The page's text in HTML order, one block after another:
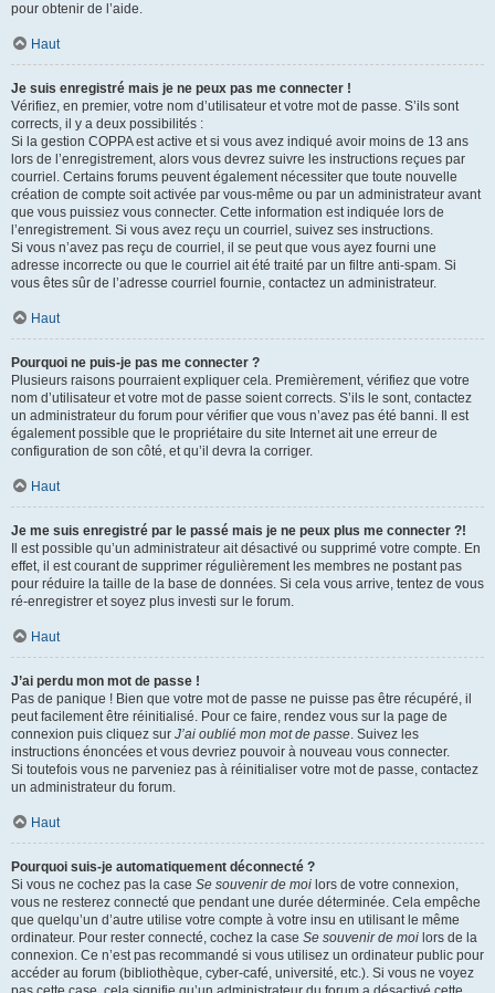
pour obtenir de l’aide.
Haut
Je suis enregistré mais je ne peux pas me connecter !
Vérifiez, en premier, votre nom d’utilisateur et votre mot de passe. S’ils sont
corrects, il y a deux possibilités :
Si la gestion COPPA est active et si vous avez indiqué avoir moins de 13 ans
lors de l’enregistrement, alors vous devrez suivre les instructions reçues par
courriel. Certains forums peuvent également nécessiter que toute nouvelle
création de compte soit activée par vous-même ou par un administrateur avant
que vous puissiez vous connecter. Cette information est indiquée lors de
l’enregistrement. Si vous avez reçu un courriel, suivez ses instructions.
Si vous n’avez pas reçu de courriel, il se peut que vous ayez fourni une
adresse incorrecte ou que le courriel ait été traité par un filtre anti-spam. Si
vous êtes sûr de l’adresse courriel fournie, contactez un administrateur.
Haut
Pourquoi ne puis-je pas me connecter ?
Plusieurs raisons pourraient expliquer cela. Premièrement, vérifiez que votre
nom d’utilisateur et votre mot de passe soient corrects. S’ils le sont, contactez
un administrateur du forum pour vérifier que vous n’avez pas été banni. Il est
également possible que le propriétaire du site Internet ait une erreur de
configuration de son côté, et qu’il devra la corriger.
Haut
Je me suis enregistré par le passé mais je ne peux plus me connecter ?!
Il est possible qu’un administrateur ait désactivé ou supprimé votre compte. En
effet, il est courant de supprimer régulièrement les membres ne postant pas
pour réduire la taille de la base de données. Si cela vous arrive, tentez de vous
ré-enregistrer et soyez plus investi sur le forum.
Haut
J’ai perdu mon mot de passe !
Pas de panique ! Bien que votre mot de passe ne puisse pas être récupéré, il
peut facilement être réinitialisé. Pour ce faire, rendez vous sur la page de
connexion puis cliquez sur J’ai oublié mon mot de passe. Suivez les
instructions énoncées et vous devriez pouvoir à nouveau vous connecter.
Si toutefois vous ne parveniez pas à réinitialiser votre mot de passe, contactez
un administrateur du forum.
Haut
Pourquoi suis-je automatiquement déconnecté ?
Si vous ne cochez pas la case Se souvenir de moi lors de votre connexion,
vous ne resterez connecté que pendant une durée déterminée. Cela empêche
que quelqu’un d’autre utilise votre compte à votre insu en utilisant le même
ordinateur. Pour rester connecté, cochez la case Se souvenir de moi lors de la
connexion. Ce n’est pas recommandé si vous utilisez un ordinateur public pour
accéder au forum (bibliothèque, cyber-café, université, etc.). Si vous ne voyez